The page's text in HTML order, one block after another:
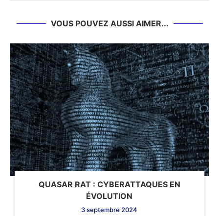
VOUS POUVEZ AUSSI AIMER...
QUASAR RAT : CYBERATTAQUES EN
ÉVOLUTION
3 septembre 2024